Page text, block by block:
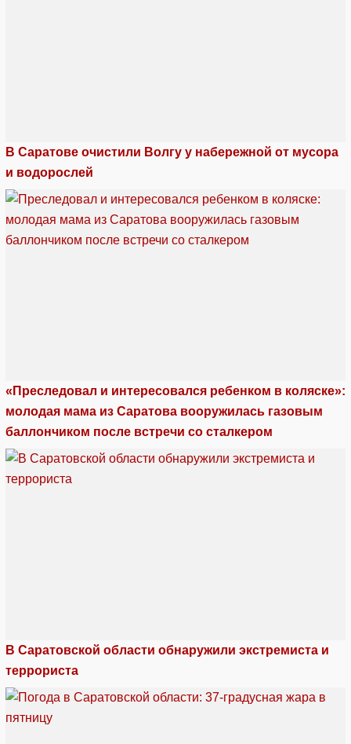
В Саратове очистили Волгу у набережной от мусора
и водорослей
«Преследовал и интересовался ребенком в коляске»:
молодая мама из Саратова вооружилась газовым
баллончиком после встречи со сталкером
В Саратовской области обнаружили экстремиста и
террориста